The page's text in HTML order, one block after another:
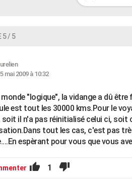
5 / 5
mai 2009 à 10:32
monde "logique", la vidange a dû
est tout les 30000 kms.Pour le
il n'a pas réinitialisé celui ci, soit
tout les cas, c'est pas
espèrant pour vous que vous
1